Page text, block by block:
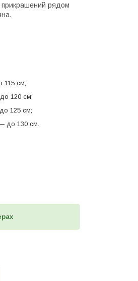
прикрашений рядом
115 см;
120 см;
125 см;
до 130 см.